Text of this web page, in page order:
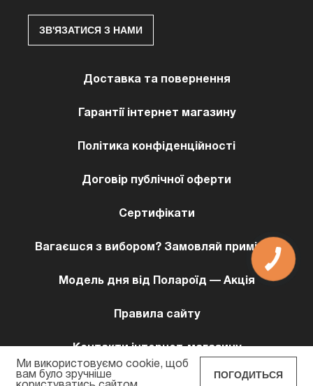
ЗВ'ЯЗАТИСЯ З НАМИ
Доставка та повернення
Гарантії інтернет магазину
Політика конфіденційності
Договір публічної оферти
Сертифікати
Вагаєшся з вибором? Замовляй примірку!
Модель дня від Полароїд — Акція
Правила сайту
Контакти інтернет-магазину
Ми використовуємо cookie, щоб
вам було зручніше
ПОГОДИТЬСЯ